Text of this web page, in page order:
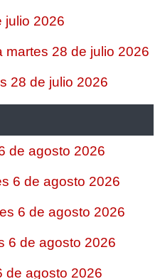
julio 2026
martes 28 de julio 2026
28 de julio 2026
de agosto 2026
6 de agosto 2026
6 de agosto 2026
6 de agosto 2026
de agosto 2026